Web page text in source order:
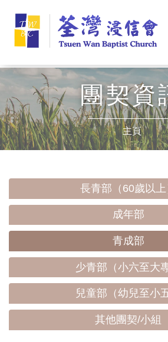
content
團契資
主頁
長青部（60歲以上
成年部
青成部
少青部（小六至大專
兒童部（幼兒至小五
其他團契/小組